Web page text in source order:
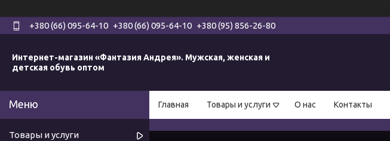
+380 (66) 095-64-10 +380 (66) 095-64-10 +380 (95) 856-26-80
Интернет-магазин «Фантазия Андрея». Мужская, женская и
детская обувь оптом
Главная Товары и услуги О нас Контакты
Товары и услуги